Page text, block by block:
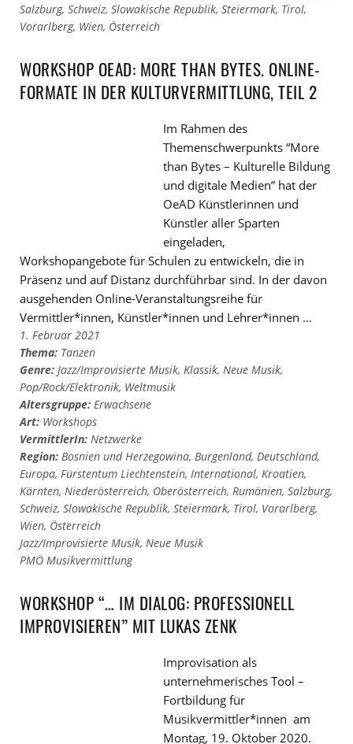
Salzburg, Schweiz, Slowakische Republik, Steiermark, Tirol,
Vorarlberg, Wien, Österreich
WORKSHOP OEAD: MORE THAN BYTES. ONLINE-
FORMATE IN DER KULTURVERMITTLUNG, TEIL 2
Im Rahmen des
Themenschwerpunkts “More
than Bytes – Kulturelle Bildung
und digitale Medien” hat der
OeAD Künstlerinnen und
Künstler aller Sparten
eingeladen,
Workshopangebote für Schulen zu entwickeln, die in
Präsenz und auf Distanz durchführbar sind. In der davon
ausgehenden Online-Veranstaltungsreihe für
Vermittler*innen, Künstler*innen und Lehrer*innen …
1. Februar 2021
Thema: Tanzen
Genre: Jazz/Improvisierte Musik, Klassik, Neue Musik,
Pop/Rock/Elektronik, Weltmusik
Altersgruppe: Erwachsene
Art: Workshops
VermittlerIn: Netzwerke
Region: Bosnien und Herzegowina, Burgenland, Deutschland,
Europa, Fürstentum Liechtenstein, International, Kroatien,
Kärnten, Niederösterreich, Oberösterreich, Rumänien, Salzburg,
Schweiz, Slowakische Republik, Steiermark, Tirol, Vorarlberg,
Wien, Österreich
Jazz/Improvisierte Musik, Neue Musik
PMÖ Musikvermittlung
WORKSHOP “… IM DIALOG: PROFESSIONELL
IMPROVISIEREN” MIT LUKAS ZENK
Improvisation als
unternehmerisches Tool –
Fortbildung für
Musikvermittler*innen am
Montag, 19. Oktober 2020.